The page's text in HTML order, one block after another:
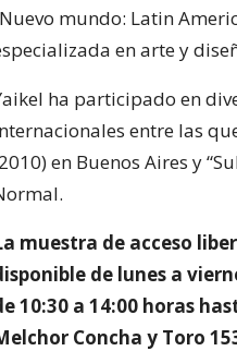
mundo: Latin
en arte y
ha participado en
entre las
en Buenos Aires y
muestra de acceso
de lunes a
10:30 a 14:00 horas
Concha y Toro